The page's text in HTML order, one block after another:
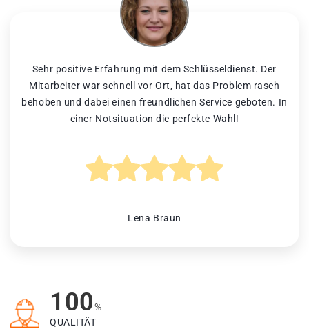
Sehr positive Erfahrung mit dem Schlüsseldienst. Der
Mitarbeiter war schnell vor Ort, hat das Problem rasch
behoben und dabei einen freundlichen Service geboten. In
einer Notsituation die perfekte Wahl!
Lena Braun
100%
QUALITÄT